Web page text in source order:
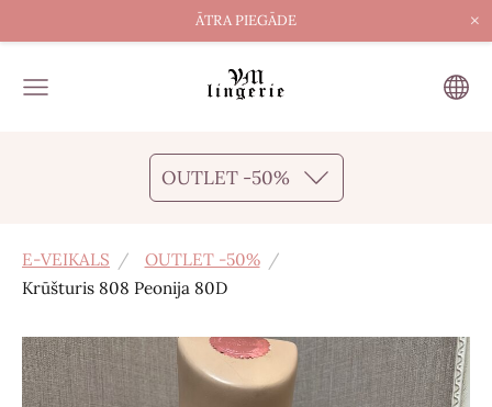
ĀTRA PIEGĀDE ×
OUTLET -50%
E-VEIKALS
OUTLET -50%
Krūšturis 808 Peonija 80D